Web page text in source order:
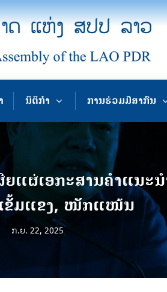
ນິຕິກຳ ການຮ່ວມມືສາກົນ
ແຜ່ເອກະສານຄໍາແນ
ຂັ້ມແຂງ, ໜັກແໜ້ນ
ກ.ຍ. 22, 2025